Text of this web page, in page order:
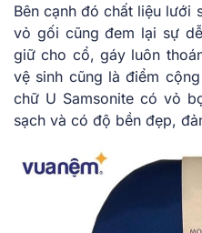
Bên cạnh đó chất liệu lưới
vỏ gối cũng đem lại sự
giữ cho cổ, gáy luôn
vệ sinh cũng là điểm
chữ U Samsonite có vỏ
sạch và có độ bền đẹp,